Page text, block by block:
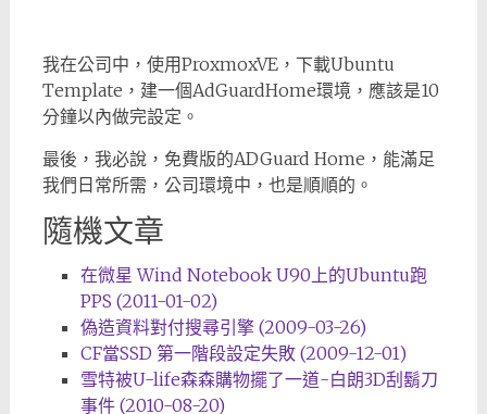
我在公司中，使用ProxmoxVE，下載Ubuntu
Template，建一個AdGuardHome環境，應該是10
分鐘以內做完設定。
最後，我必說，免費版的ADGuard Home，能滿足
我們日常所需，公司環境中，也是順順的。
隨機文章
在微星 Wind Notebook U90上的Ubuntu跑
PPS (2011-01-02)
偽造資料對付搜尋引擎 (2009-03-26)
CF當SSD 第一階段設定失敗 (2009-12-01)
雪特被U-life森森購物擺了一道-白朗3D刮鬍刀
事件 (2010-08-20)